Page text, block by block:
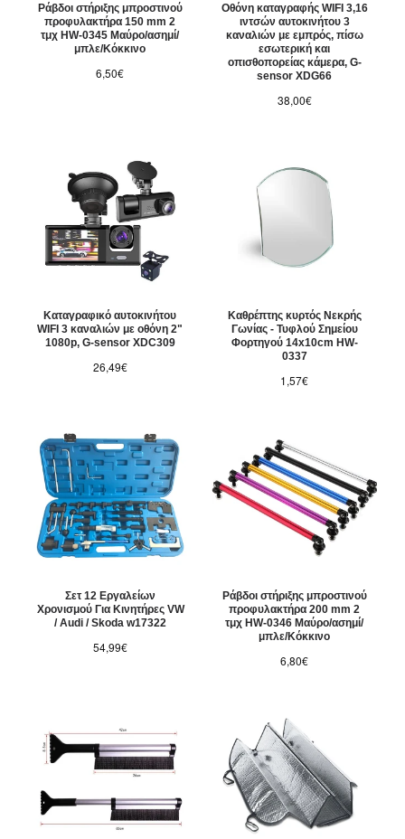
Ράβδοι στήριξης μπροστινού
προφυλακτήρα 150 mm 2
τμχ HW-0345 Μαύρο/ασημί/
μπλε/Κόκκινο
6,50€
Οθόνη καταγραφής WIFI 3,16
ιντσών αυτοκινήτου 3
καναλιών με εμπρός, πίσω
εσωτερική και
οπισθοπορείας κάμερα, G-
sensor XDG66
38,00€
Καταγραφικό αυτοκινήτου
WIFI 3 καναλιών με οθόνη 2"
1080p, G-sensor XDC309
26,49€
Καθρέπτης κυρτός Νεκρής
Γωνίας - Τυφλού Σημείου
Φορτηγού 14x10cm HW-
0337
1,57€
Σετ 12 Εργαλείων
Χρονισμού Για Κινητήρες VW
/ Audi / Skoda w17322
54,99€
Ράβδοι στήριξης μπροστινού
προφυλακτήρα 200 mm 2
τμχ HW-0346 Μαύρο/ασημί/
μπλε/Κόκκινο
6,80€